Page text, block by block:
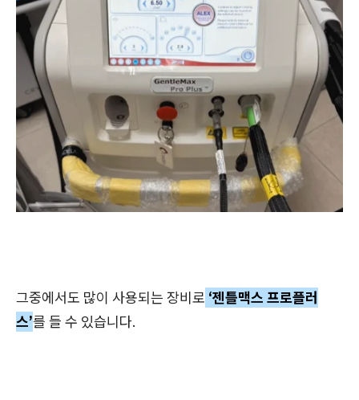
그중에서도 많이 사용되는 장비로 ‘젠틀맥스 프로플러
스’를 들 수 있습니다.